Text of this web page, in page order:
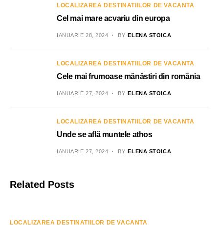
LOCALIZAREA DESTINATIILOR DE VACANTA
Cel mai mare acvariu din europa
IANUARIE 28, 2024 BY ELENA STOICA
LOCALIZAREA DESTINATIILOR DE VACANTA
Cele mai frumoase mănăstiri din românia
IANUARIE 27, 2024 BY ELENA STOICA
LOCALIZAREA DESTINATIILOR DE VACANTA
Unde se află muntele athos
IANUARIE 27, 2024 BY ELENA STOICA
Related Posts
LOCALIZAREA DESTINATIILOR DE VACANTA